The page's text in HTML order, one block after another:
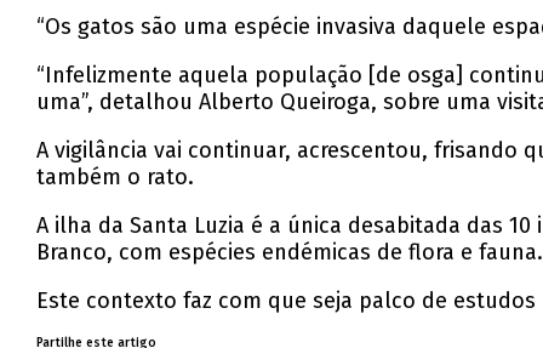
“Os gatos são uma espécie invasiva daquele
“Infelizmente aquela população [de osga]
uma”, detalhou Alberto Queiroga, sobre uma
A vigilância vai continuar, acrescentou, frisando
também o rato.
A ilha da Santa Luzia é a única desabitada das
Branco, com espécies endémicas de flora e fauna.
Este contexto faz com que seja palco de
Partilhe este artigo